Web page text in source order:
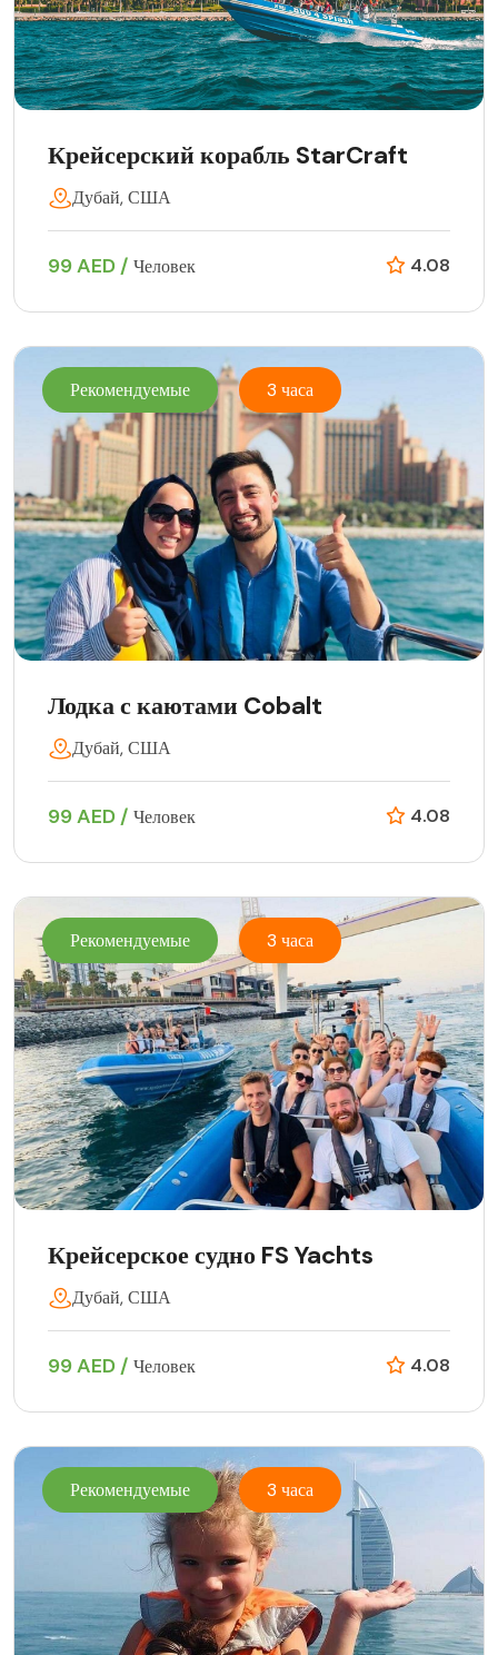
Крейсерский корабль StarCraft
Дубай, США
99 AED / Человек 4.08
Рекомендуемые 3 часа
Лодка с каютами Cobalt
Дубай, США
99 AED / Человек 4.08
Рекомендуемые 3 часа
Крейсерское судно FS Yachts
Дубай, США
99 AED / Человек 4.08
Рекомендуемые 3 часа